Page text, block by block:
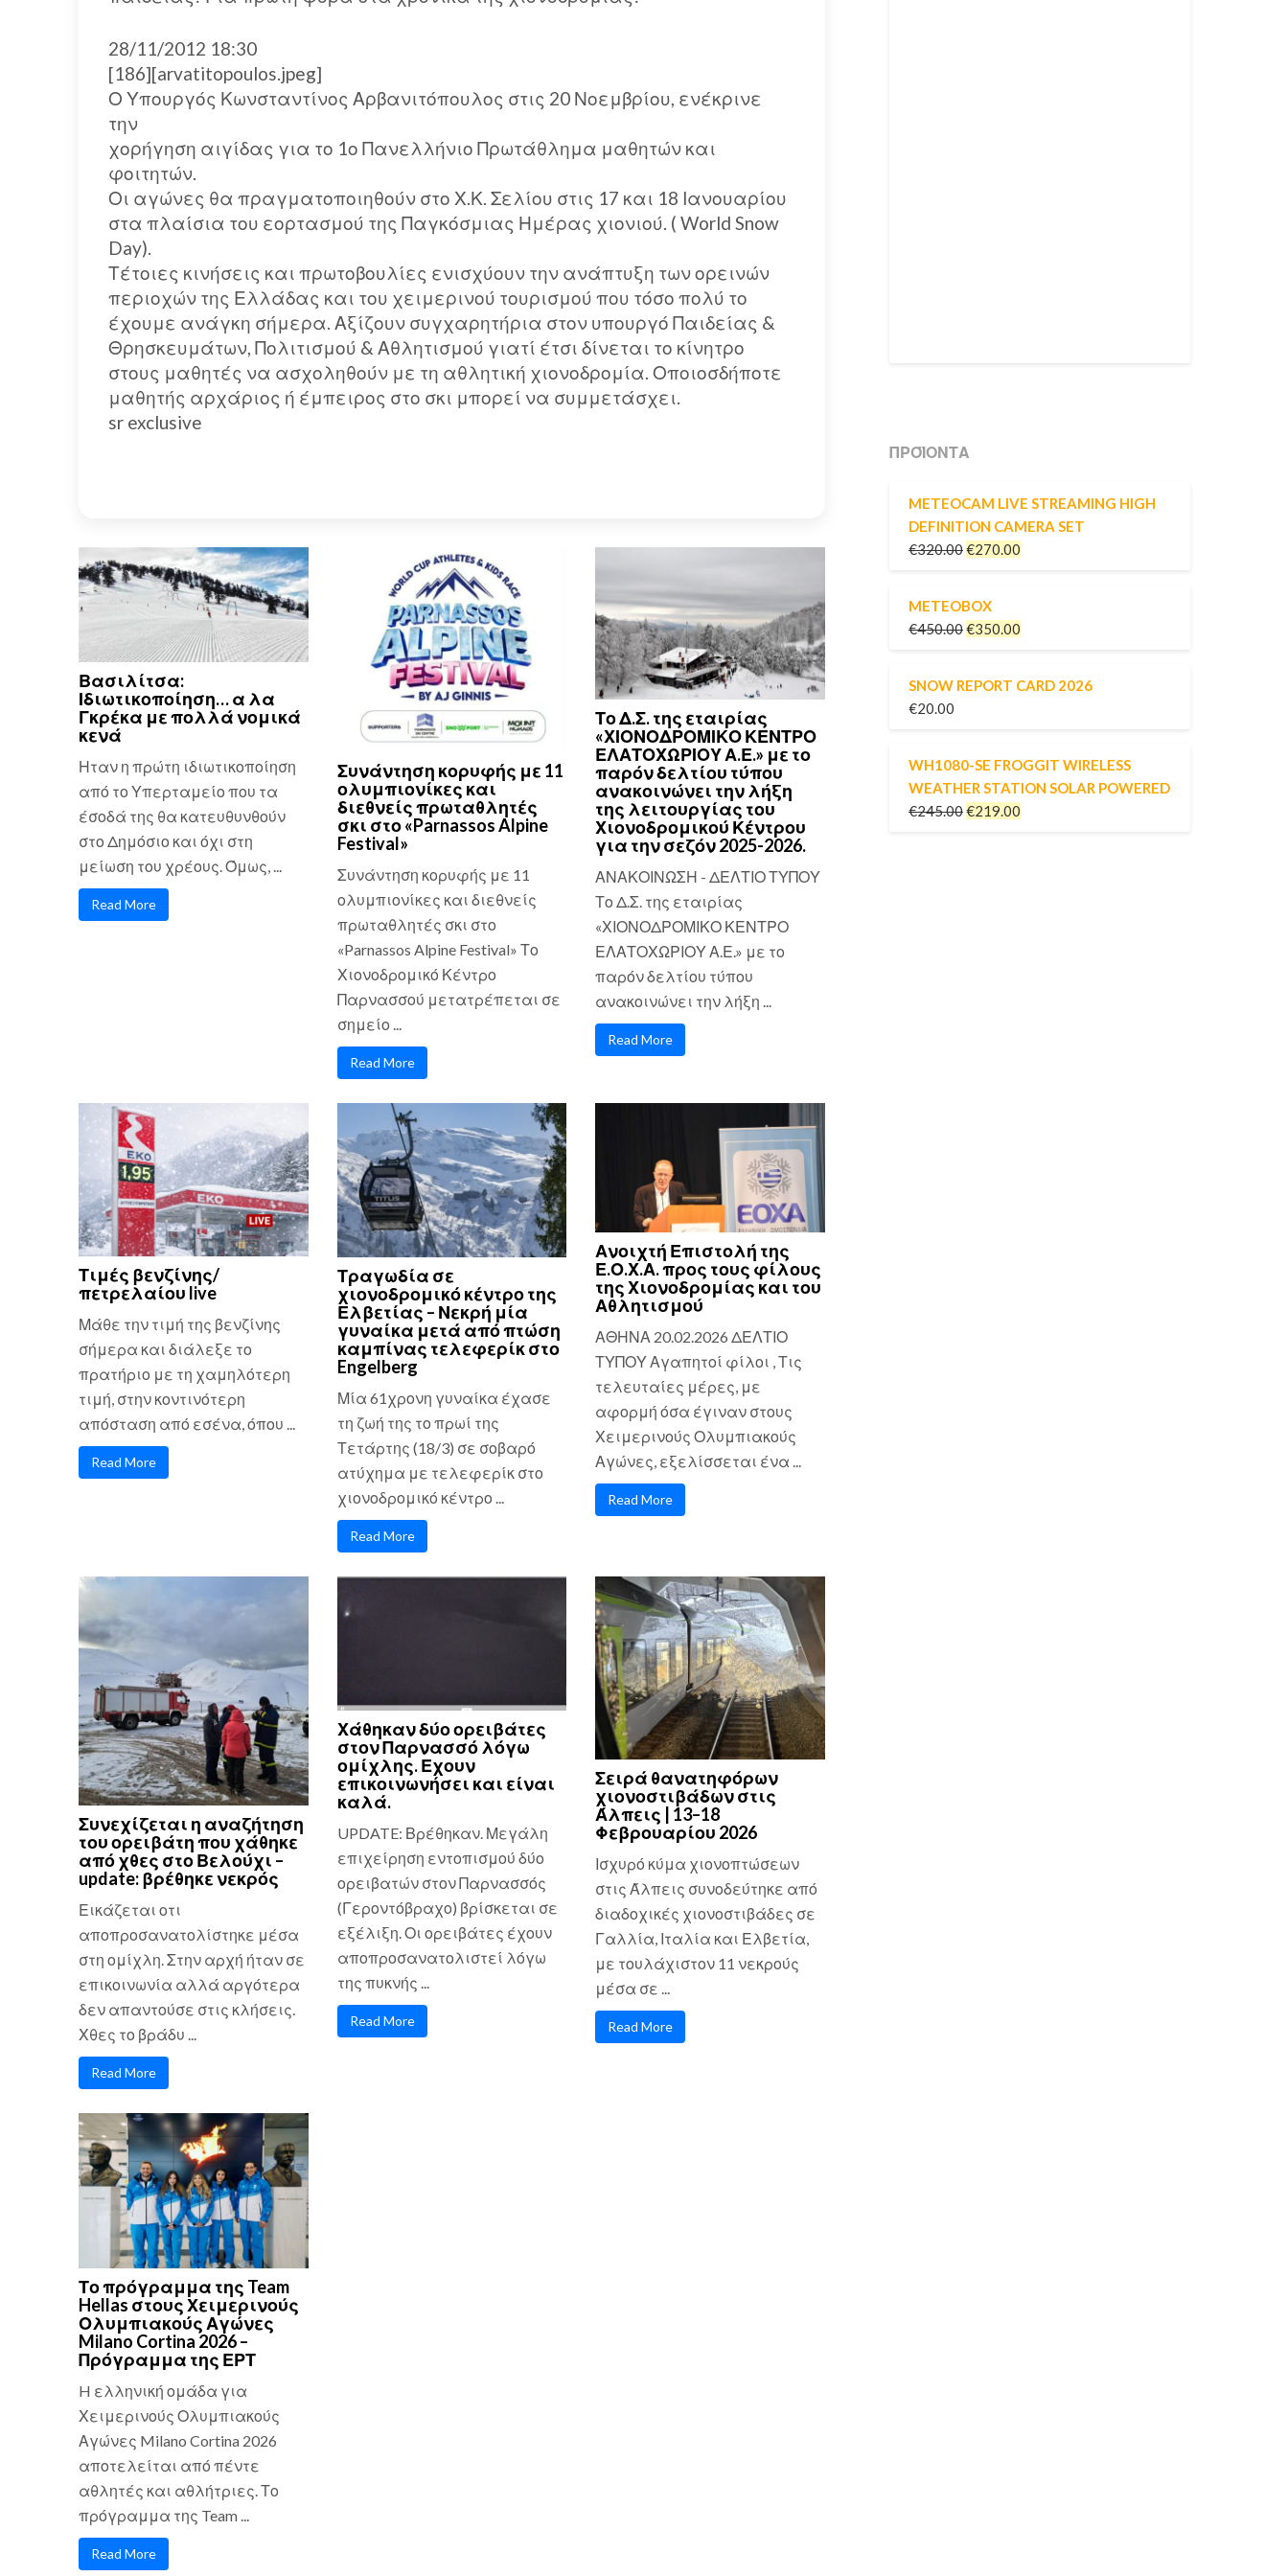
28/11/2012 18:30
[186][arvatitopoulos.jpeg]
Ο Υπουργός Κωνσταντίνος Αρβανιτόπουλος στις 20 Νοεμβρίου, ενέκρινε
την
χορήγηση αιγίδας για το 1ο Πανελλήνιο Πρωτάθλημα μαθητών και
φοιτητών.
Οι αγώνες θα πραγματοποιηθούν στο Χ.Κ. Σελίου στις 17 και 18 Ιανουαρίου
στα πλαίσια του εορτασμού της Παγκόσμιας Ημέρας χιονιού. ( World Snow
Day).
Τέτοιες κινήσεις και πρωτοβουλίες ενισχύουν την ανάπτυξη των ορεινών
περιοχών της Ελλάδας και του χειμερινού τουρισμού που τόσο πολύ το
έχουμε ανάγκη σήμερα. Αξίζουν συγχαρητήρια στον υπουργό Παιδείας &
Θρησκευμάτων, Πολιτισμού & Αθλητισμού γιατί έτσι δίνεται το κίνητρο
στους μαθητές να ασχοληθούν με τη αθλητική χιονοδρομία. Οποιοσδήποτε
μαθητής αρχάριος ή έμπειρος στο σκι μπορεί να συμμετάσχει.
sr exclusive
Βασιλίτσα:
Ιδιωτικοποίηση… α λα
Γκρέκα με πολλά νομικά
κενά
Ηταν η πρώτη ιδιωτικοποίηση
από το Υπερταμείο που τα
έσοδά της θα κατευθυνθούν
στο Δημόσιο και όχι στη
μείωση του χρέους. Όμως, ...
Read More
Συνάντηση κορυφής με 11
ολυμπιονίκες και
διεθνείς πρωταθλητές
σκι στο «Parnassos Alpine
Festival»
Συνάντηση κορυφής με 11
ολυμπιονίκες και διεθνείς
πρωταθλητές σκι στο
«Parnassos Alpine Festival» Το
Χιονοδρομικό Κέντρο
Παρνασσού μετατρέπεται σε
σημείο ...
Read More
Το Δ.Σ. της εταιρίας
«ΧΙΟΝΟΔΡΟΜΙΚΟ ΚΕΝΤΡΟ
ΕΛΑΤΟΧΩΡΙΟΥ Α.Ε.» με το
παρόν δελτίου τύπου
ανακοινώνει την λήξη
της λειτουργίας του
Χιονοδρομικού Κέντρου
για την σεζόν 2025-2026.
ΑΝΑΚΟΙΝΩΣΗ - ΔΕΛΤΙΟ ΤΥΠΟΥ
Το Δ.Σ. της εταιρίας
«ΧΙΟΝΟΔΡΟΜΙΚΟ ΚΕΝΤΡΟ
ΕΛΑΤΟΧΩΡΙΟΥ Α.Ε.» με το
παρόν δελτίου τύπου
ανακοινώνει την λήξη ...
Read More
Τιμές βενζίνης/
πετρελαίου live
Μάθε την τιμή της βενζίνης
σήμερα και διάλεξε το
πρατήριο με τη χαμηλότερη
τιμή, στην κοντινότερη
απόσταση από εσένα, όπου ...
Read More
Τραγωδία σε
χιονοδρομικό κέντρο της
Ελβετίας – Νεκρή μία
γυναίκα μετά από πτώση
καμπίνας τελεφερίκ στο
Engelberg
Μία 61χρονη γυναίκα έχασε
τη ζωή της το πρωί της
Τετάρτης (18/3) σε σοβαρό
ατύχημα με τελεφερίκ στο
χιονοδρομικό κέντρο ...
Read More
Ανοιχτή Επιστολή της
Ε.Ο.Χ.Α. προς τους φίλους
της Χιονοδρομίας και του
Αθλητισμού
ΑΘΗΝΑ 20.02.2026 ΔΕΛΤΙΟ
ΤΥΠΟΥ Αγαπητοί φίλοι , Τις
τελευταίες μέρες, με
αφορμή όσα έγιναν στους
Χειμερινούς Ολυμπιακούς
Αγώνες, εξελίσσεται ένα ...
Read More
Συνεχίζεται η αναζήτηση
του ορειβάτη που χάθηκε
από χθες στο Βελούχι –
update: βρέθηκε νεκρός
Εικάζεται οτι
αποπροσανατολίστηκε μέσα
στη ομίχλη. Στην αρχή ήταν σε
επικοινωνία αλλά αργότερα
δεν απαντούσε στις κλήσεις.
Χθες το βράδυ ...
Read More
Χάθηκαν δύο ορειβάτες
στον Παρνασσό λόγω
ομίχλης. Εχουν
επικοινωνήσει και είναι
καλά.
UPDATE: Βρέθηκαν. Μεγάλη
επιχείρηση εντοπισμού δύο
ορειβατών στον Παρνασσός
(Γεροντόβραχο) βρίσκεται σε
εξέλιξη. Οι ορειβάτες έχουν
αποπροσανατολιστεί λόγω
της πυκνής ...
Read More
Σειρά θανατηφόρων
χιονοστιβάδων στις
Άλπεις | 13–18
Φεβρουαρίου 2026
Ισχυρό κύμα χιονοπτώσεων
στις Άλπεις συνοδεύτηκε από
διαδοχικές χιονοστιβάδες σε
Γαλλία, Ιταλία και Ελβετία,
με τουλάχιστον 11 νεκρούς
μέσα σε ...
Read More
Το πρόγραμμα της Team
Hellas στους Χειμερινούς
Ολυμπιακούς Αγώνες
Milano Cortina 2026 –
Πρόγραμμα της ΕΡΤ
H ελληνική ομάδα για
Χειμερινούς Ολυμπιακούς
Αγώνες Milano Cortina 2026
αποτελείται από πέντε
αθλητές και αθλήτριες. Το
πρόγραμμα της Team ...
Read More
ΠΡΟΪΌΝΤΑ
METEOCAM LIVE STREAMING HIGH
DEFINITION CAMERA SET
€320.00€270.00
METEOBOX
€450.00€350.00
SNOW REPORT CARD 2026
€20.00
WH1080-SE FROGGIT WIRELESS
WEATHER STATION SOLAR POWERED
€245.00€219.00